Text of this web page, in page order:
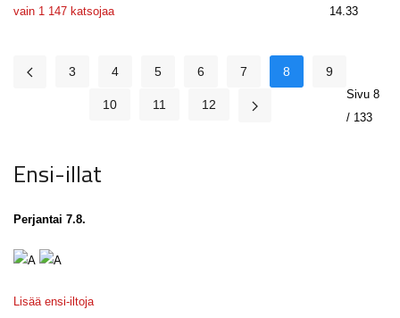
vain 1 147 katsojaa 14.33
3 4 5 6 7 8 9
10 11 12
Sivu 8
/ 133
Ensi-illat
Perjantai 7.8.
Lisää ensi-iltoja